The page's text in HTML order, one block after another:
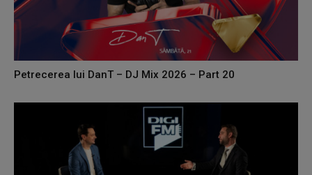
Petrecerea lui DanT – DJ Mix 2026 – Part 20